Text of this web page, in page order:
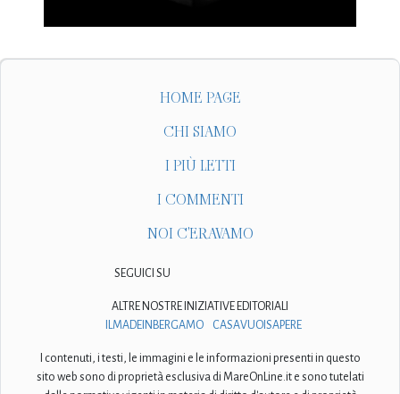
HOME PAGE
CHI SIAMO
I PIÙ LETTI
I COMMENTI
NOI C'ERAVAMO
SEGUICI SU
ALTRE NOSTRE INIZIATIVE EDITORIALI
ILMADEINBERGAMO
CASAVUOISAPERE
I contenuti, i testi, le immagini e le informazioni presenti in questo
sito web sono di proprietà esclusiva di MareOnLine.it e sono tutelati